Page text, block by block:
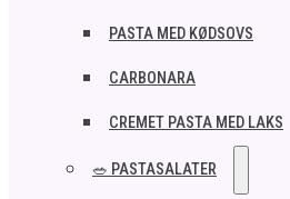
PASTA MED KØDSOVS
CARBONARA
CREMET PASTA MED LAKS
🥗 PASTASALATER